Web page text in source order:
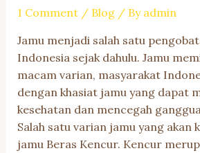
1 Comment / Blog/ By admin
Jamu menjadi salah satu
Indonesia sejak dahulu. Jamu
macam varian, masyarakat
dengan khasiat jamu yang dapat
kesehatan dan mencegah
Salah satu varian jamu yang akan
jamu Beras Kencur. Kencur